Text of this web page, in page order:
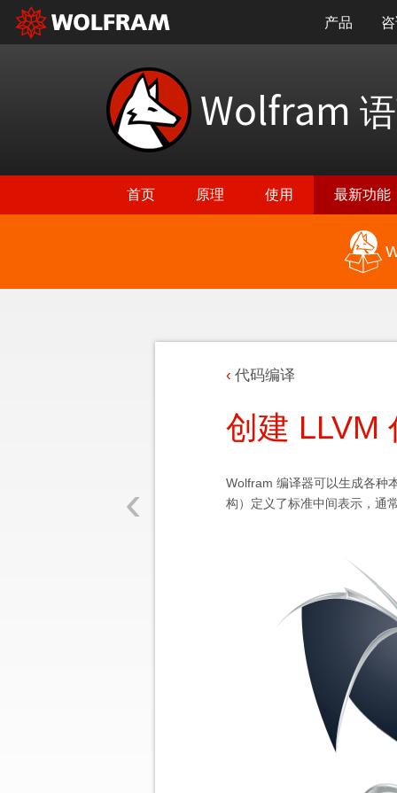
产品
Wolfram
首页 原理 使用 最新功能
‹
代码编译
创建 LLVM
Wolfram 编译器可以生成各种
构）定义了标准中间表示，通